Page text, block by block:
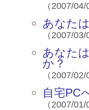
（2007/
あなた
（2007/
あなた
か？
（2007/
自宅PC
（2007/